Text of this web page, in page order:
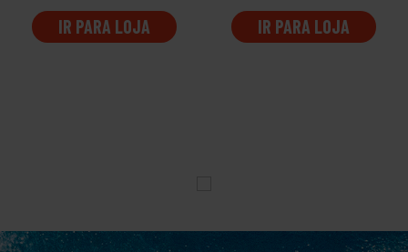
IR PARA LOJA IR PARA LOJA